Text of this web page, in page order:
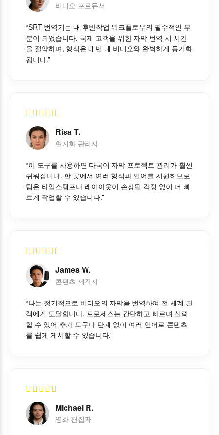
비디오 프로듀서
“SRT 번역기는 내 후반작업 워크플로우의 필수적인 부
분이 되었습니다. 국제 고객을 위한 자막 번역 시 시간
을 절약하며, 형식은 매번 내 비디오와 완벽하게 동기화
됩니다.”
Risa T.
현지화 관리자
“이 도구를 사용하면 다국어 자막 프로젝트 관리가 훨씬
쉬워집니다. 한 곳에서 여러 형식과 언어를 지원하므로
팀은 타임스탬프나 레이아웃이 손상될 걱정 없이 더 빠
르게 작업할 수 있습니다.”
James W.
콘텐츠 제작자
“나는 정기적으로 비디오의 자막을 번역하여 전 세계 관
객에게 도달합니다. 프로세스는 간단하고 빠르며 신뢰
할 수 있어 추가 도구나 단계 없이 여러 언어로 콘텐츠
를 쉽게 게시할 수 있습니다.”
Michael R.
영화 편집자